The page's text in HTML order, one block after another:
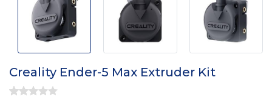
Creality Ender-5 Max Extruder Kit